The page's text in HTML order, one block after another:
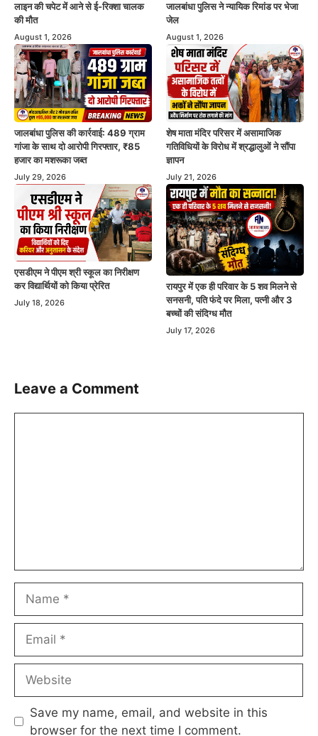
लाइन की चपेट में आने से ई-रिक्शा चालक
की मौत
August 1, 2026
जालबांधा पुलिस ने न्यायिक रिमांड पर भेजा
जेल
August 1, 2026
जालबांधा पुलिस की कार्रवाई: 489 ग्राम
गांजा के साथ दो आरोपी गिरफ्तार, ₹85
हजार का मशरूका जब्त
July 29, 2026
शेष माता मंदिर परिसर में असामाजिक
गतिविधियों के विरोध में श्रद्धालुओं ने सौंपा
ज्ञापन
July 21, 2026
एसडीएम ने पीएम श्री स्कूल का निरीक्षण
कर विद्यार्थियों को किया प्रेरित
July 18, 2026
रायपुर में एक ही परिवार के 5 शव मिलने से
सनसनी, पति फंदे पर मिला, पत्नी और 3
बच्चों की संदिग्ध मौत
July 17, 2026
Leave a Comment
Save my name, email, and website in this
browser for the next time I comment.